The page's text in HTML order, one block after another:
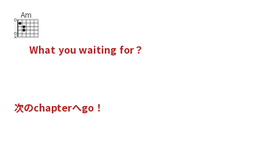
Am
What you waiting for？
次のchapterへgo！